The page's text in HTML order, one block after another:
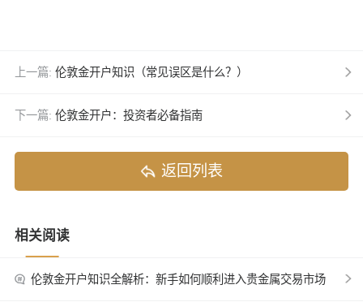
上一篇: 伦敦金开户知识（常见误区是什么？）
下一篇: 伦敦金开户：投资者必备指南
返回列表
相关阅读
伦敦金开户知识全解析：新手如何顺利进入贵金属交易市场